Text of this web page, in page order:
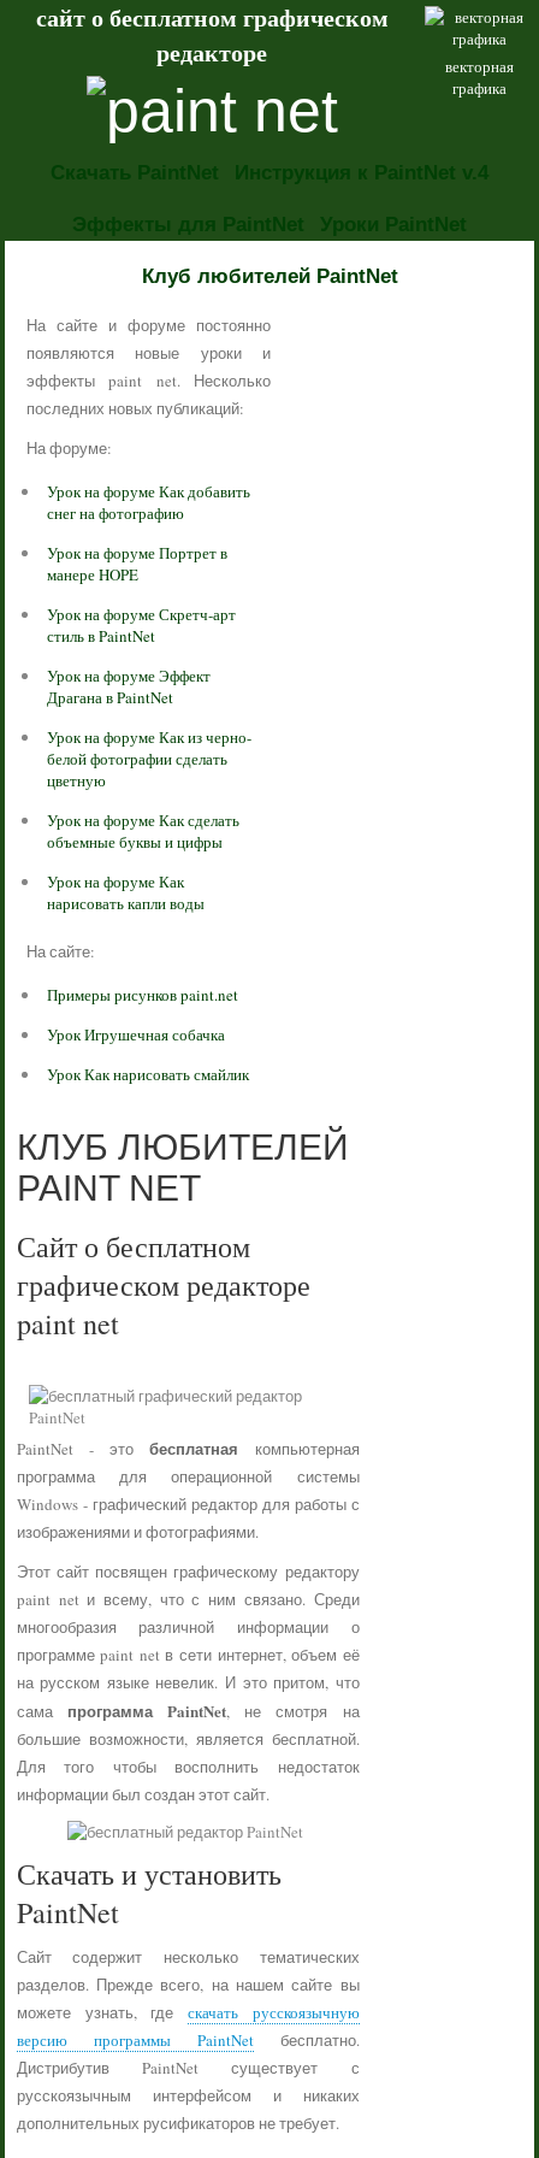
векторная
графика
сайт о бесплатном графическом
редакторе
Скачать PaintNet Инструкция к PaintNet v.4
Эффекты для PaintNet Уроки PaintNet
Клуб любителей PaintNet
На сайте и форуме постоянно
появляются новые уроки и
эффекты paint net. Несколько
последних новых публикаций:
На форуме:
Урок на форуме Как добавить
снег на фотографию
Урок на форуме Портрет в
манере HOPE
Урок на форуме Скретч-арт
стиль в PaintNet
Урок на форуме Эффект
Драгана в PaintNet
Урок на форуме Как из черно-
белой фотографии сделать
цветную
Урок на форуме Как сделать
объемные буквы и цифры
Урок на форуме Как
нарисовать капли воды
На сайте:
Примеры рисунков paint.net
Урок Игрушечная собачка
Урок Как нарисовать смайлик
КЛУБ ЛЮБИТЕЛЕЙ
PAINT NET
Сайт о бесплатном
графическом редакторе
paint net
PaintNet - этобесплатная компьютерная
программа для операционной системы
Windows - графический редактор для работы с
изображениями и фотографиями.
Этот сайт посвящен графическому редактору
paint net и всему, что с ним связано. Среди
многообразия различной информации о
программе paint net в сети интернет, объем её
на русском языке невелик. И это притом, что
сама программа PaintNet, не смотря на
большие возможности, является бесплатной.
Для того чтобы восполнить недостаток
информации был создан этот сайт.
Скачать и установить
PaintNet
Сайт содержит несколько тематических
разделов. Прежде всего, на нашем сайте вы
можете узнать, где скачать русскоязычную
версию программы PaintNetбесплатно.
Дистрибутив PaintNet существует с
русскоязычным интерфейсом и никаких
дополнительных русификаторов не требует.